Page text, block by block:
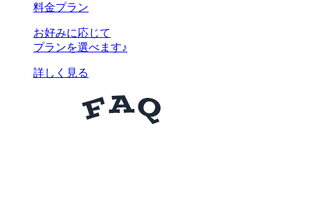
料金プラン
お好みに応じて
プランを選べます♪
詳しく見る